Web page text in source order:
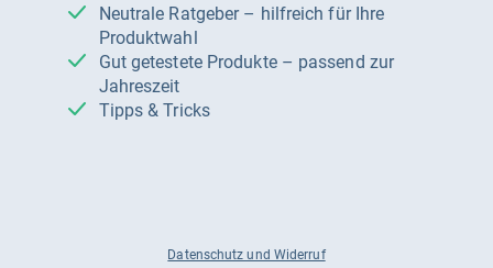
Neutrale Ratgeber – hilfreich für Ihre
Produktwahl
Gut getestete Produkte – passend zur
Jahreszeit
Tipps & Tricks
Datenschutz und Widerruf